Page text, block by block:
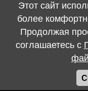
Этот сайт
более
Продолжая
соглашаетесь с